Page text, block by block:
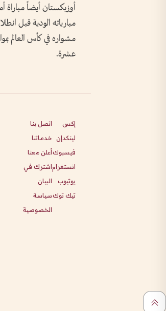
مبارياته الودية قبل
عشرة.
إكس
لينكدإن
فيسبوك
انستغرام
يوتيوب
تيك توك
اتصل بنا
خدماتنا
أعلن معنا
اشترك في
البيان
سياسة
الخصوصية